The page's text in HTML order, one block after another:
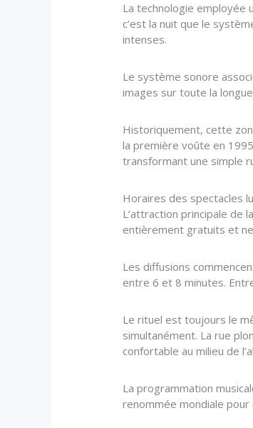
La technologie employée
c’est la nuit que le
intenses.
Le système sonore
images sur toute la
Historiquement, cette
la première voûte en
transformant une simple
Horaires des spectacles
L’attraction principale de
entièrement gratuits et
Les diffusions
entre 6 et 8 minutes.
Le rituel est toujours le
simultanément. La rue
confortable au milieu de
La programmation
renommée mondiale